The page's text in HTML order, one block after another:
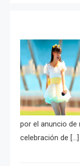
por el anuncio de
celebración de […]